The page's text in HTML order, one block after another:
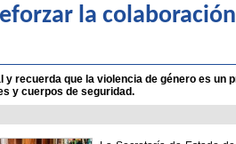
la
recuerda que la violencia de género es un
y cuerpos de seguridad.